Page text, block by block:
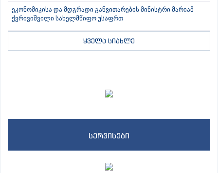
ეკონომიკისა და მდგრადი განვითარების მინისტრი მარიამ
ქვრივიშვილი სახელმწიფო უსაფრთ
ყველა სიახლე
სერვისები